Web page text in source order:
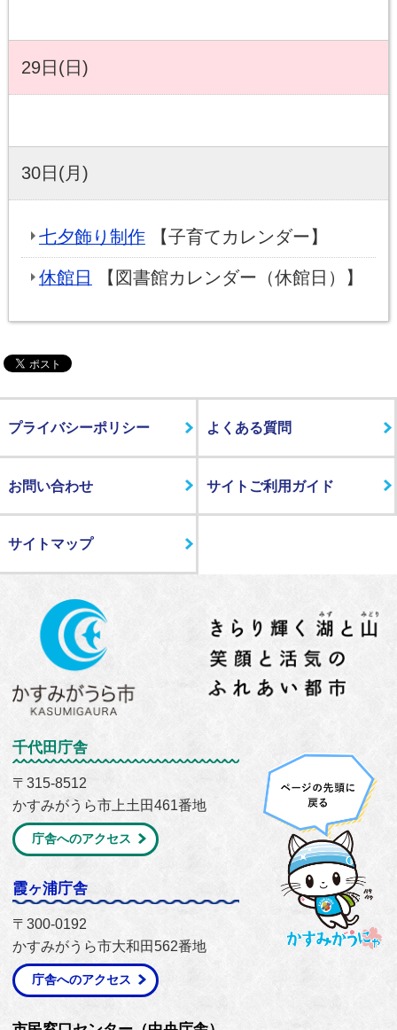
29日(日)
30日(月)
七夕飾り制作【子育てカレンダー】
休館日 【図書館カレンダー（休館日）】
プライバシーポリシー よくある質問
お問い合わせ サイトご利用ガイド
サイトマップ
千代田庁舎
〒315-8512
かすみがうら市上土田461番地
庁舎へのアクセス
霞ヶ浦庁舎
〒300-0192
かすみがうら市大和田562番地
庁舎へのアクセス